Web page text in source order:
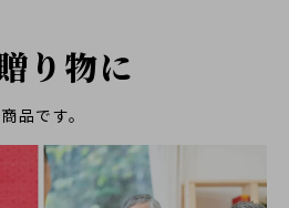
り物に
品です。